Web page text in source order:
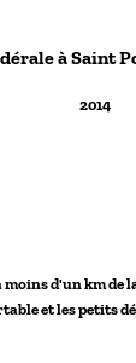
à Saint
2014
d'un km de
et les petits